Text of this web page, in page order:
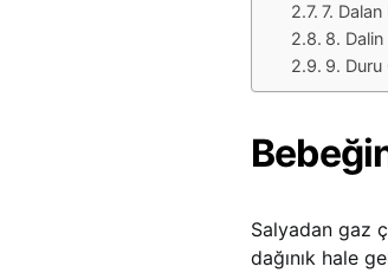
7.
8.
9. Duru
Salyadan gaz
dağınık hale